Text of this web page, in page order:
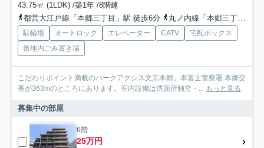
43.75㎡ (1LDK) /築1年 /8階建
都営大江戸線「本郷三丁目」駅 徒歩6分
丸ノ内線「本郷三丁目」駅 徒歩6分
駐輪場 オートロック エレベーター CATV
宅配ボックス
敷地内ごみ置き場
こだわりポイント満載のパークアクシス文京本郷。本富士警察署 本郷交
番が363mのところにあります。室内設備は洗面所独立・... もっと見る
募集中の部屋
6階
25万円